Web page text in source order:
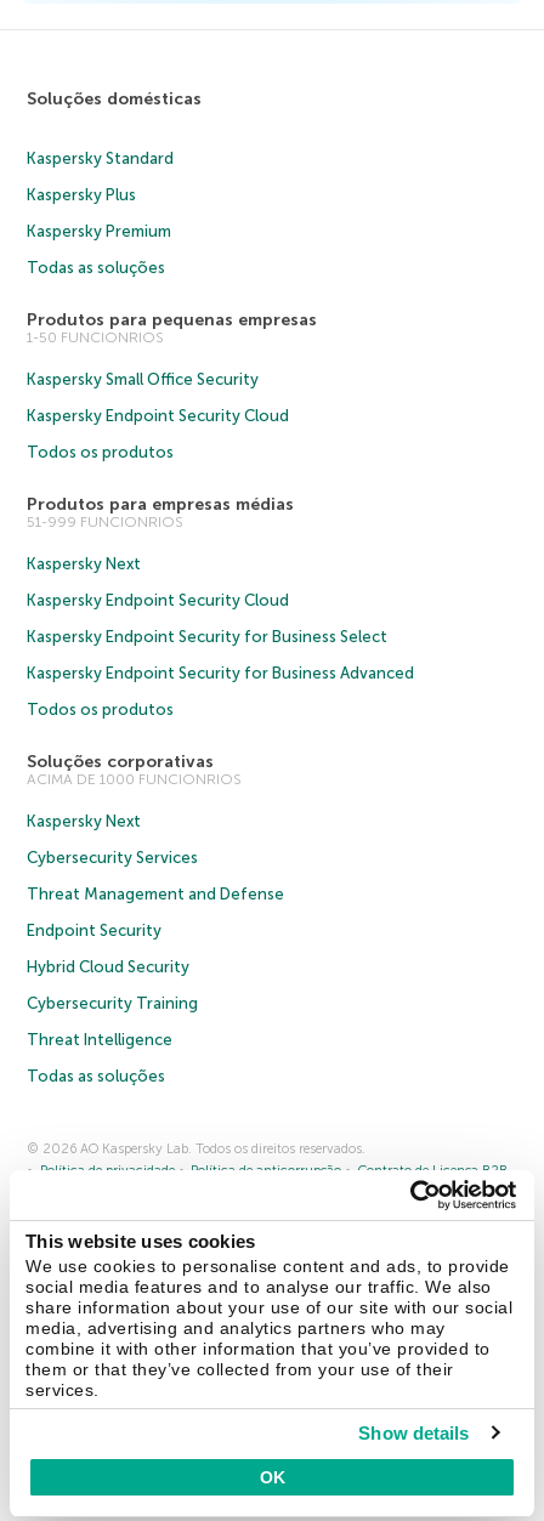
This website uses cookies
We use cookies to personalise content and ads, to provide
social media features and to analyse our traffic. We also
share information about your use of our site with our social
media, advertising and analytics partners who may
combine it with other information that you’ve provided to
them or that they’ve collected from your use of their
services.
Show details
OK
Soluções domésticas
Kaspersky Standard
Kaspersky Plus
Kaspersky Premium
Todas as soluções
Produtos para pequenas empresas
1-50 FUNCIONRIOS
Kaspersky Small Office Security
Kaspersky Endpoint Security Cloud
Todos os produtos
Produtos para empresas médias
51-999 FUNCIONRIOS
Kaspersky Next
Kaspersky Endpoint Security Cloud
Kaspersky Endpoint Security for Business Select
Kaspersky Endpoint Security for Business Advanced
Todos os produtos
Soluções corporativas
ACIMA DE 1000 FUNCIONRIOS
Kaspersky Next
Cybersecurity Services
Threat Management and Defense
Endpoint Security
Hybrid Cloud Security
Cybersecurity Training
Threat Intelligence
Todas as soluções
© 2026 AO Kaspersky Lab. Todos os direitos reservados.
Política de privacidade
Política de anticorrupção
Contrato de Licença B2B
Cookies
Fale conosco Sobre a Kaspersky Parceiros
Comunicado à imprensa
Securelist Eugene Personal Blog
Brasil